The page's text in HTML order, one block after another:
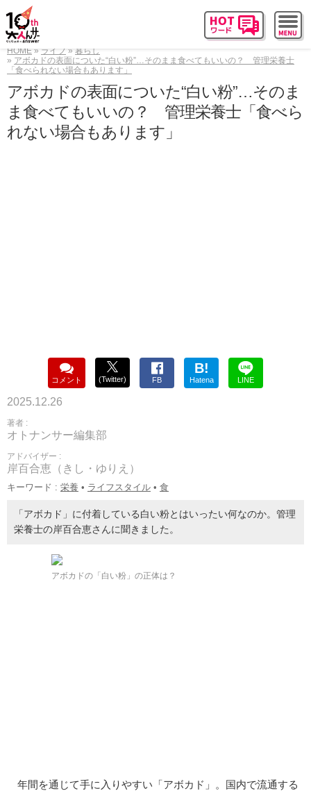
HOME ライフ
暮らし
アボカドの表面についた“白い粉”…そのまま食べてもいいの？ 管理栄養士
「食べられない場合もあります」
アボカドの表面についた“白い粉”…そのま
ま食べてもいいの？ 管理栄養士「食べら
れない場合もあります」
コメント (Twitter) FB
B!
Hatena LINE
2025.12.26
著者 :
オトナンサー編集部
アドバイザー :
岸百合恵（きし・ゆりえ）
キーワード : 栄養 • ライフスタイル • 食
「アボカド」に付着している白い粉とはいったい何なのか。管理
栄養士の岸百合恵さんに聞きました。
アボカドの「白い粉」の正体は？
年間を通じて手に入りやすい「アボカド」。国内で流通する